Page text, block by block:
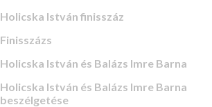
Holicska István finisszáz
Finisszázs
Holicska István és Balázs Imre Barna
Holicska István és Balázs Imre Barna
beszélgetése